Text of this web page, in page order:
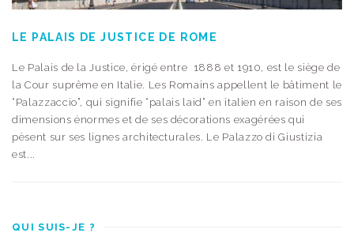
LE PALAIS DE JUSTICE DE ROME
Le Palais de la Justice, érigé entre 1888 et 1910, est le siège de
la Cour suprême en Italie. Les Romains appellent le bâtiment le
“Palazzaccio”, qui signifie “palais laid” en italien en raison de ses
dimensions énormes et de ses décorations exagérées qui
pèsent sur ses lignes architecturales. Le Palazzo di Giustizia
est...
QUI SUIS-JE ?